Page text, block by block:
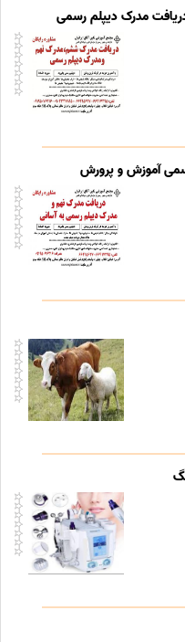
مدرک دیپلم رسمی
آموزش و پرورش